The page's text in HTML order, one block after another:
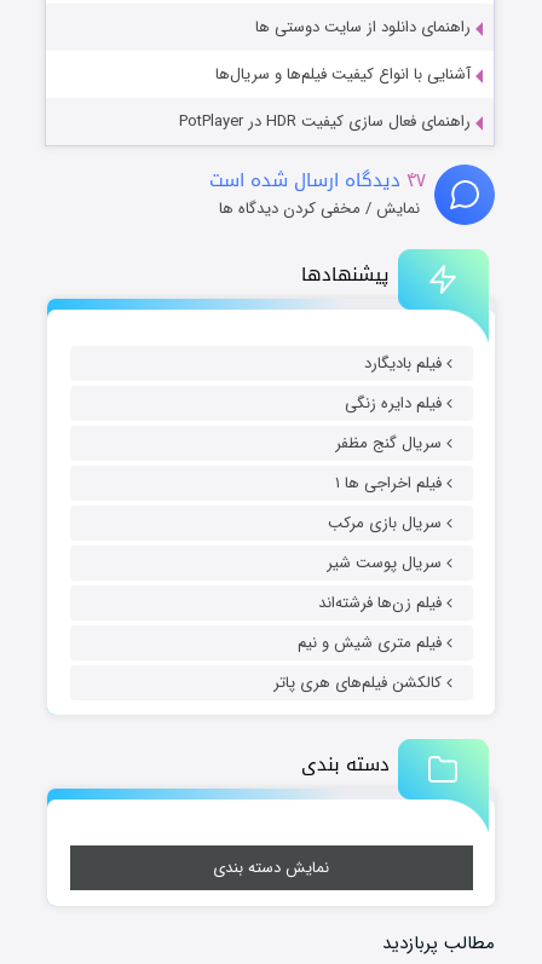
پیشنهادها
فیلم بادیگارد
فیلم دایره زنگی
سریال گنج مظفر
فیلم اخراجی ها ۱
سریال بازی مرکب
سریال پوست شیر
فیلم زن‌ها فرشته‌اند
فیلم متری شیش و نیم
کالکشن فیلم‌های هری پاتر
دسته بندی
نمایش دسته بندی
مطالب پربازدید
راهنمای دانلود از سایت دوستی ها
آشنایی با انواع کیفیت فیلم‌ها و سریال‌ها
راهنمای فعال سازی کیفیت HDR در PotPlayer
۴۷ دیدگاه ارسال شده است
نمایش / مخفی کردن دیدگاه ها